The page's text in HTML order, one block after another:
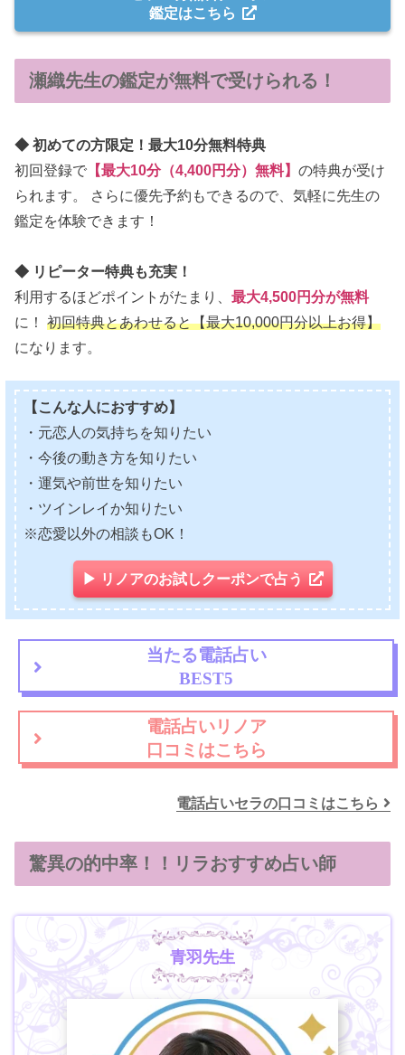
鑑定はこちら
瀬織先生の鑑定が無料で受けられる！
◆ 初めての方限定！最大10分無料特典
初回登録で 【最大10分（4,400円分）無料】 の特典が受け
られます。 さらに優先予約もできるので、気軽に先生の
鑑定を体験できます！
◆ リピーター特典も充実！
利用するほどポイントがたまり、 最大4,500円分が無料
に！ 初回特典とあわせると【最大10,000円分以上お得】
になります。
【こんな人におすすめ】
・元恋人の気持ちを知りたい
・今後の動き方を知りたい
・運気や前世を知りたい
・ツインレイか知りたい
※恋愛以外の相談もOK！
▶ リノアのお試しクーポンで占う
当たる電話占い
BEST5
電話占いリノア
口コミはこちら
電話占いセラの口コミはこちら
驚異の的中率！！リラおすすめ占い師
青羽先生